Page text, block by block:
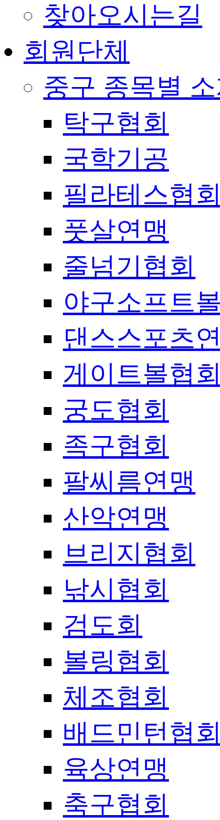
찾아오시는길
회원단체
중구 종목별
탁구협회
국학기공
필라테스협
풋살연맹
줄넘기협회
야구소프트
댄스스포츠
게이트볼협
궁도협회
족구협회
팔씨름연맹
산악연맹
브리지협회
낚시협회
검도회
볼링협회
체조협회
배드민턴협
육상연맹
축구협회